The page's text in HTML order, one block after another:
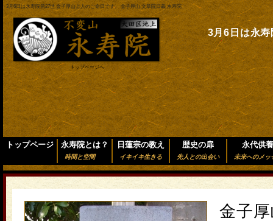
3月6日は永寿院第27世 金子厚山上人のご命日です。 金子厚山 文章院日義 永寿院
3月6日は永
トップページへ
トップページ 永寿院とは？
時間と空間
日蓮宗の教え
イキイキ生きる
歴史の扉
先人との出会い
永代供
未来へのメッ
金子